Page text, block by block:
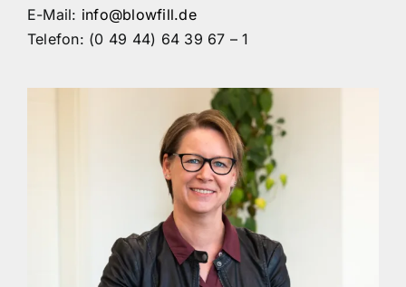
E-Mail: info@blowfill.de
Telefon: (0 49 44) 64 39 67 – 1